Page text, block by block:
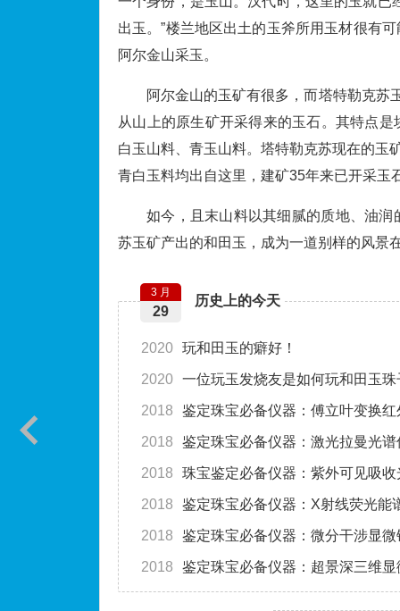
出玉。”楼兰地区出土的玉斧所用玉材很有
阿尔金山采玉。
阿尔金山的玉矿有很多，而塔特勒克苏
从山上的原生矿开采得来的玉石。其特点
白玉山料、青玉山料。塔特勒克苏现在的玉
青白玉料均出自这里，建矿35年来已开采玉
如今，且末山料以其细腻的质地、油
苏玉矿产出的和田玉，成为一道别样的风景
历史上的今天
3 月
29
2020 玩和田玉的癖好！
2020 一位玩玉发烧友是如何玩和田玉珠
2018 鉴定珠宝必备仪器：傅立叶变换红
2018 鉴定珠宝必备仪器：激光拉曼光谱
2018 珠宝鉴定必备仪器：紫外可见吸收
2018 鉴定珠宝必备仪器：X射线荧光能
2018 鉴定珠宝必备仪器：微分干涉显微
2018 鉴定珠宝必备仪器：超景深三维显